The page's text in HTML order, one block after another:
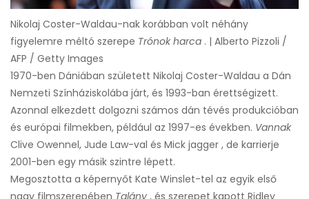
Nikolaj Coster-Waldau-nak korábban volt néhány
figyelemre méltó szerepe Trónok harca . | Alberto Pizzoli /
AFP / Getty Images
1970-ben Dániában született Nikolaj Coster-Waldau a Dán
Nemzeti Színháziskolába járt, és 1993-ban érettségizett.
Azonnal elkezdett dolgozni számos dán tévés produkcióban
és európai filmekben, például az 1997-es években. Vannak
Clive Owennel, Jude Law-val és Mick jagger , de karrierje
2001-ben egy másik szintre lépett.
Megosztotta a képernyőt Kate Winslet-tel az egyik első